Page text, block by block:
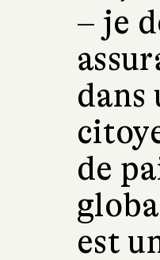
– je
dans
de
est